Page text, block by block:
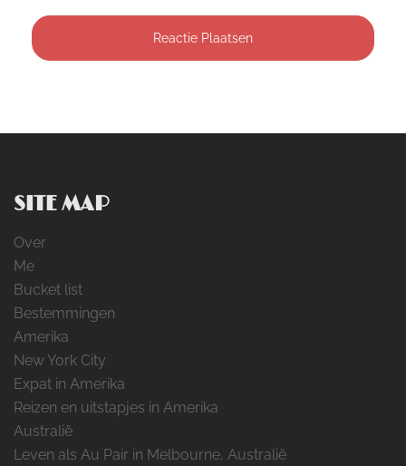
SITE MAP
Over
Me
Bucket list
Bestemmingen
Amerika
New York City
Expat in Amerika
Reizen en uitstapjes in Amerika
Australië
Leven als Au Pair in Melbourne, Australië